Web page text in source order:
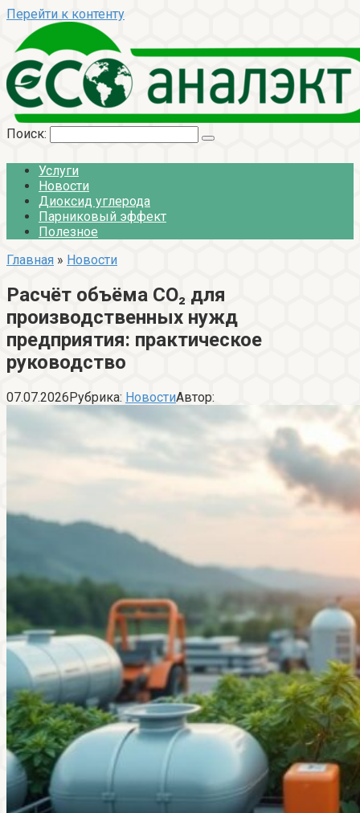
Перейти к контенту
Поиск:
Услуги
Новости
Диоксид углерода
Парниковый эффект
Полезное
Главная » Новости
Расчёт объёма CO₂ для
производственных нужд
предприятия: практическое
руководство
07.07.2026Рубрика: НовостиАвтор: